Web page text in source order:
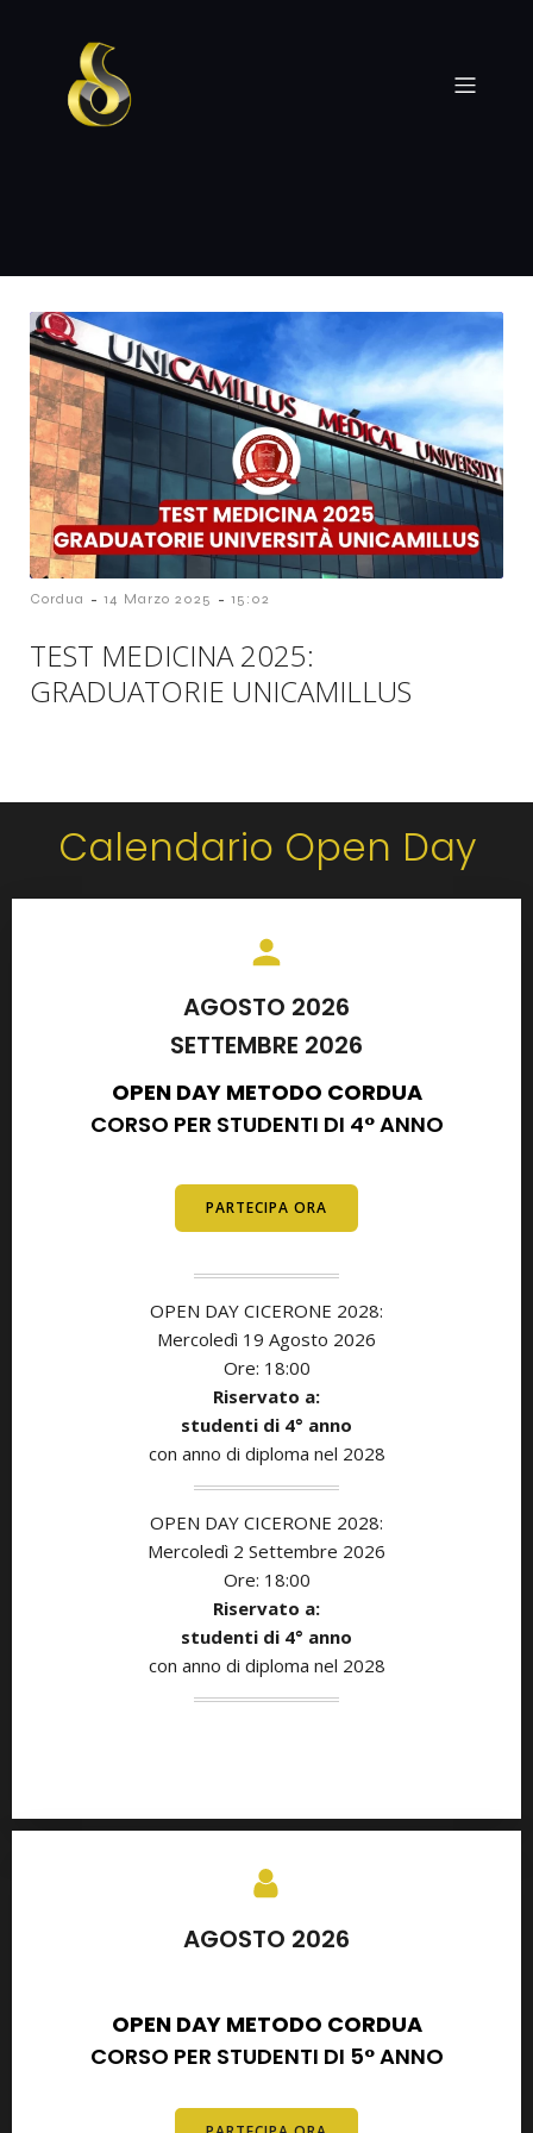
Cordua - 14 Marzo 2025 - 15:02
TEST MEDICINA 2025:
GRADUATORIE UNICAMILLUS
Calendario Open Day
AGOSTO 2026
SETTEMBRE 2026
OPEN DAY METODO CORDUA
CORSO PER STUDENTI DI 4° ANNO
PARTECIPA ORA
OPEN DAY CICERONE 2028:
Mercoledì 19 Agosto 2026
Ore: 18:00
Riservato a:
studenti di 4° anno
con anno di diploma nel 2028
OPEN DAY CICERONE 2028:
Mercoledì 2 Settembre 2026
Ore: 18:00
Riservato a:
studenti di 4° anno
con anno di diploma nel 2028
AGOSTO 2026
OPEN DAY METODO CORDUA
CORSO PER STUDENTI DI 5° ANNO